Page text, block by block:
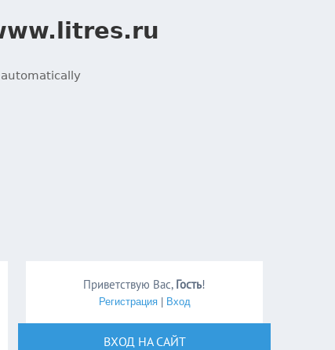
Приветствую Вас, Гость!
Регистрация| Вход
ВХОД НА САЙТ